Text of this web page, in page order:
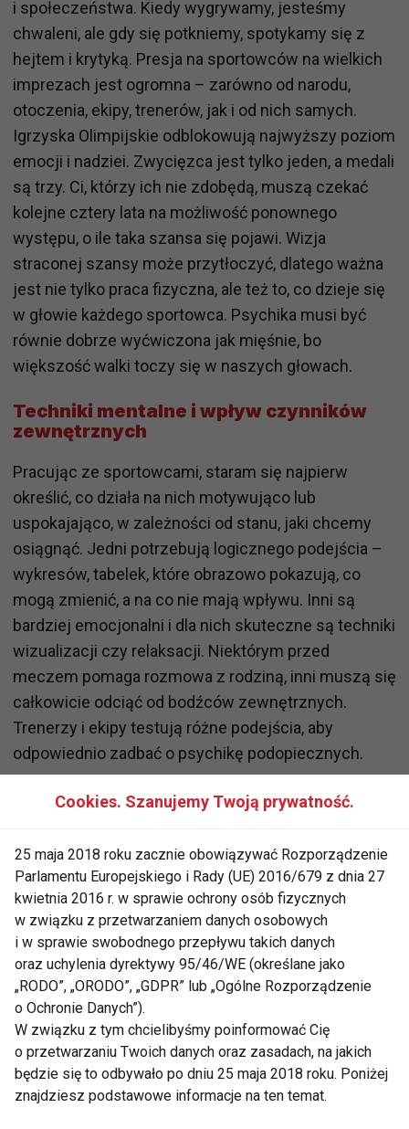
i społeczeństwa. Kiedy wygrywamy, jesteśmy
chwaleni, ale gdy się potkniemy, spotykamy się z
hejtem i krytyką. Presja na sportowców na wielkich
imprezach jest ogromna – zarówno od narodu,
otoczenia, ekipy, trenerów, jak i od nich samych.
Igrzyska Olimpijskie odblokowują najwyższy poziom
emocji i nadziei. Zwycięzca jest tylko jeden, a medali
są trzy. Ci, którzy ich nie zdobędą, muszą czekać
kolejne cztery lata na możliwość ponownego
występu, o ile taka szansa się pojawi. Wizja
straconej szansy może przytłoczyć, dlatego ważna
jest nie tylko praca fizyczna, ale też to, co dzieje się
w głowie każdego sportowca. Psychika musi być
równie dobrze wyćwiczona jak mięśnie, bo
większość walki toczy się w naszych głowach.
Techniki mentalne i wpływ czynników
zewnętrznych
Pracując ze sportowcami, staram się najpierw
określić, co działa na nich motywująco lub
uspokajająco, w zależności od stanu, jaki chcemy
osiągnąć. Jedni potrzebują logicznego podejścia –
wykresów, tabelek, które obrazowo pokazują, co
mogą zmienić, a na co nie mają wpływu. Inni są
bardziej emocjonalni i dla nich skuteczne są techniki
wizualizacji czy relaksacji. Niektórym przed
meczem pomaga rozmowa z rodziną, inni muszą się
całkowicie odciąć od bodźców zewnętrznych.
Trenerzy i ekipy testują różne podejścia, aby
odpowiednio zadbać o psychikę podopiecznych.
Są także czynniki, na które nikt nie ma wpływu, jak
niewygodne łóżka, zbyt wiele osób w pokoju,
niedziałająca klimatyzacja czy opóźnienia w
transporcie to tylko niektóre z problemów. Te
niedogodności męczą nie tylko ciało, ale i umysł.
Krótszy czas na przygotowanie do startu może
zaważyć na wyniku.
Znaczenie przygotowania mentalnego
Tutaj właśnie widzimy, jak ważne jest przygotowanie
mentalne i umiejętność uspokojenia sportowców w
Cookies. Szanujemy Twoją prywatność.
25 maja 2018 roku zacznie obowiązywać Rozporządzenie
Parlamentu Europejskiego i Rady (UE) 2016/679 z dnia 27
kwietnia 2016 r. w sprawie ochrony osób fizycznych
w związku z przetwarzaniem danych osobowych
i w sprawie swobodnego przepływu takich danych
oraz uchylenia dyrektywy 95/46/WE (określane jako
„RODO”, „ORODO”, „GDPR” lub „Ogólne Rozporządzenie
o Ochronie Danych”).
W związku z tym chcielibyśmy poinformować Cię
o przetwarzaniu Twoich danych oraz zasadach, na jakich
będzie się to odbywało po dniu 25 maja 2018 roku. Poniżej
znajdziesz podstawowe informacje na ten temat.